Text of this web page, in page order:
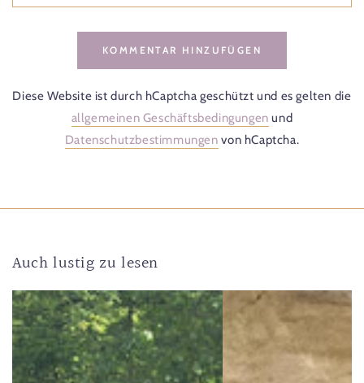
KOMMENTAR HINZUFÜGEN
Diese Website ist durch hCaptcha geschützt und es gelten die
allgemeinen Geschäftsbedingungen und
Datenschutzbestimmungen von hCaptcha.
Auch lustig zu lesen